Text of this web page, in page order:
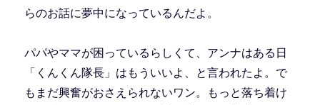
らのお話に夢中になっているんだよ。
パパやママが困っているらしくて、アンナはある日
「くんくん隊長」はもういいよ、と言われたよ。で
もまだ興奮がおさえられないワン。もっと落ち着け